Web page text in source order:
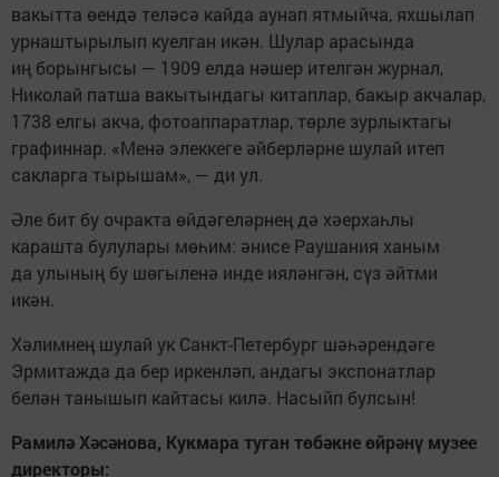
вакытта өендә теләсә кайда аунап ятмыйча, яхшылап
урнаштырылып куелган икән. Шулар арасында
иң борынгысы — 1909 елда нәшер ителгән журнал,
Николай патша вакытындагы китаплар, бакыр акчалар,
1738 елгы акча, фотоаппаратлар, төрле зурлыктагы
графиннар. «Менә элеккеге әйберләрне шулай итеп
сакларга тырышам», — ди ул.
Әле бит бу очракта өйдәгеләрнең дә хәерхаһлы
карашта булулары мөһим: әнисе Раушания ханым
да улының бу шөгыленә инде ияләнгән, сүз әйтми
икән.
Хәлимнең шулай ук Санкт-Петербург шәһәрендәге
Эрмитажда да бер иркенләп, андагы экспонатлар
белән танышып кайтасы килә. Насыйп булсын!
Рамилә Хәсәнова, Кукмара туган төбәкне өйрәнү музее
директоры: